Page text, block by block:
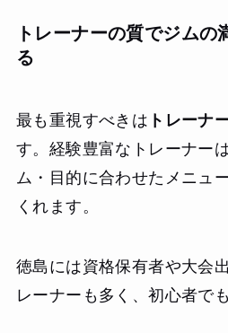
トレーナーの質でジム
る
最も重視すべきは トレーナ
す。経験豊富なトレーナー
ム・目的に合わせたメニュ
くれます。
徳島には資格保有者や大会
レーナーも多く、初心者で